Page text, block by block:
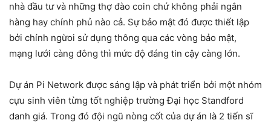
nhà đầu tư và những thợ đào coin chứ không phải ngân
hàng hay chính phủ nào cả. Sự bảo mật đó được thiết lập
bởi chính ngừoi sử dụng thông qua các vòng bảo mật,
mạng lưới càng đông thì mức độ đáng tin cậy càng lớn.
Dự án Pi Network được sáng lập và phát triển bởi một nhóm
cựu sinh viên từng tốt nghiệp trường Đại học Standford
danh giá. Trong đó đội ngũ nòng cốt của dự án là 2 tiến sĩ